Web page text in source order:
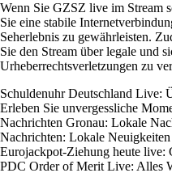
Wenn Sie GZSZ live im Stream
Sie eine stabile
Seherlebnis zu gewährleisten.
Sie den Stream über legale und
Urheberrechtsverletzungen zu
Schuldenuhr Deutschland Live:
Erleben Sie unvergessliche
Nachrichten Gronau: Lokale
Nachrichten: Lokale
Eurojackpot-Ziehung heute live:
PDC Order of Merit Live: Alles